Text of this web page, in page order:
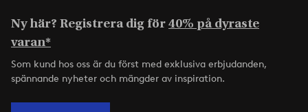
Ny här? Registrera dig för40% på dyraste
varan*
Som kund hos oss är du först med exklusiva erbjudanden,
spännande nyheter och mängder av inspiration.